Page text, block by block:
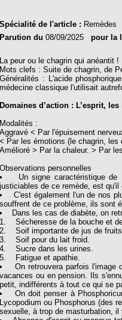
Spécialité de l'article : Remèdes
Parution du08/09/2025pour la
La peur ou le chagrin qui anéantit !
Mots clefs : Suite de chagrin, de
Généralités : L'acide
médecine classique l'utilisait
Domaines d’action : L’esprit,
Modalités :
Aggravé < Par l'épuisement
< Par les émotions (le chagrin,
Amélioré > Par la chaleur. > Par
Observations personnelles
• Un signe caractéristique de
justiciables de ce remède, est
• C'est également l'un de nos
souffrent de ce problème, ils sont
• Dans les cas de diabète, on
1. Sécheresse de la bouche et
2. Soif importante de jus de
3. Soif pour du lait froid.
4. Sucre dans les urines.
5. Fatigue et apathie.
• On retrouvera parfois l'image
vacances ou en pension. Ils
petit, indifférents à tout ce qui se
• On doit penser à
Lycopodium ou Phosphorus (des
sexuelle, à trop de masturbation,